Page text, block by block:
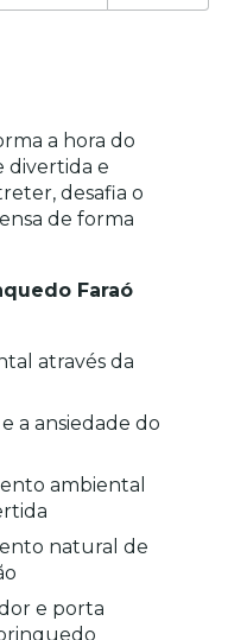
a hora do
divertida e
desafia o
de forma
Faraó
através da
a ansiedade do
ambiental
natural de
e porta